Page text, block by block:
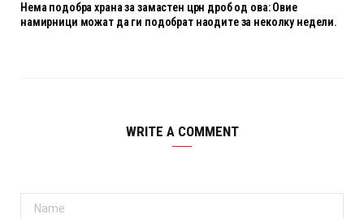
Нема подобра храна за замастен црн дроб од ова: Овие
намирници можат да ги подобрат наодите за неколку недели.
WRITE A COMMENT